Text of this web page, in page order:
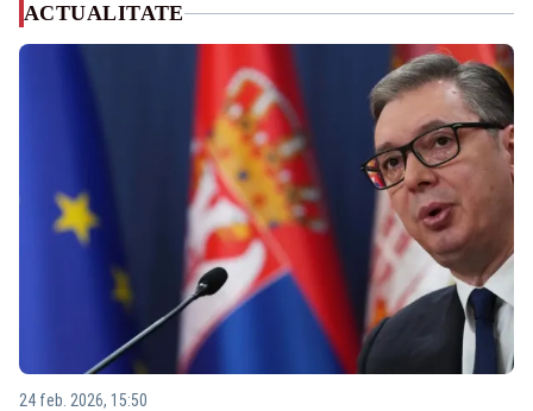
ACTUALITATE
24 feb. 2026, 15:50